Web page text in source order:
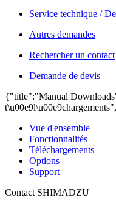
Service technique /
Autres demandes
Rechercher un contact
Demande de devis
{"title":"Manual
Vue d'ensemble
Fonctionnalités
Téléchargements
Options
Support
Contact SHIMADZU